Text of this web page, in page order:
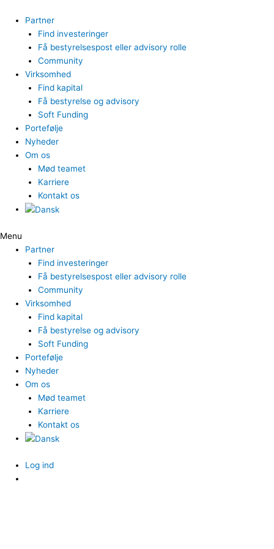
indholdet
Partner
Find investeringer
Få bestyrelsespost eller advisory rolle
Community
Virksomhed
Find kapital
Få bestyrelse og advisory
Soft Funding
Portefølje
Nyheder
Om os
Mød teamet
Karriere
Kontakt os
Menu
Partner
Find investeringer
Få bestyrelsespost eller advisory rolle
Community
Virksomhed
Find kapital
Få bestyrelse og advisory
Soft Funding
Portefølje
Nyheder
Om os
Mød teamet
Karriere
Kontakt os
Log ind